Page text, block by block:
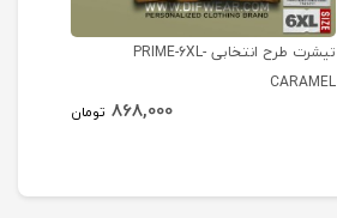
تیشرت طرح انتخابی PRIME-6XL-
CARAMEL
868,000 تومان